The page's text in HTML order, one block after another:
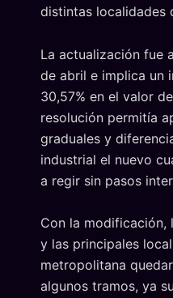
distintas localidades
La actualización fue
de abril e implica un
30,57% en el valor
resolución permitía
graduales y
industrial el nuevo
a regir sin pasos
Con la modificación,
y las principales
metropolitana
algunos tramos, ya